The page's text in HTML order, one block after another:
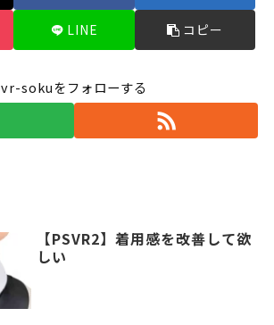
LINE コピー
vr-sokuをフォローする
【PSVR2】着用感を改善して欲
しい